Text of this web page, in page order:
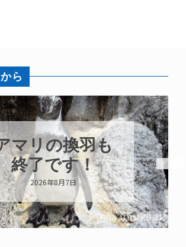
ら
リの換羽も
終了です！
2026年8月7日